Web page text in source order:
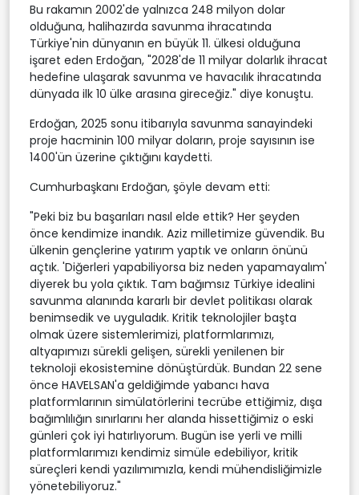
Bu rakamın 2002'de yalnızca 248 milyon dolar
olduğuna, halihazırda savunma ihracatında
Türkiye'nin dünyanın en büyük 11. ülkesi olduğuna
işaret eden Erdoğan, "2028'de 11 milyar dolarlık ihracat
hedefine ulaşarak savunma ve havacılık ihracatında
dünyada ilk 10 ülke arasına gireceğiz." diye konuştu.
Erdoğan, 2025 sonu itibarıyla savunma sanayindeki
proje hacminin 100 milyar doların, proje sayısının ise
1400'ün üzerine çıktığını kaydetti.
Cumhurbaşkanı Erdoğan, şöyle devam etti:
"Peki biz bu başarıları nasıl elde ettik? Her şeyden
önce kendimize inandık. Aziz milletimize güvendik. Bu
ülkenin gençlerine yatırım yaptık ve onların önünü
açtık. 'Diğerleri yapabiliyorsa biz neden yapamayalım'
diyerek bu yola çıktık. Tam bağımsız Türkiye idealini
savunma alanında kararlı bir devlet politikası olarak
benimsedik ve uyguladık. Kritik teknolojiler başta
olmak üzere sistemlerimizi, platformlarımızı,
altyapımızı sürekli gelişen, sürekli yenilenen bir
teknoloji ekosistemine dönüştürdük. Bundan 22 sene
önce HAVELSAN'a geldiğimde yabancı hava
platformlarının simülatörlerini tecrübe ettiğimiz, dışa
bağımlılığın sınırlarını her alanda hissettiğimiz o eski
günleri çok iyi hatırlıyorum. Bugün ise yerli ve milli
platformlarımızı kendimiz simüle edebiliyor, kritik
süreçleri kendi yazılımımızla, kendi mühendisliğimizle
yönetebiliyoruz."